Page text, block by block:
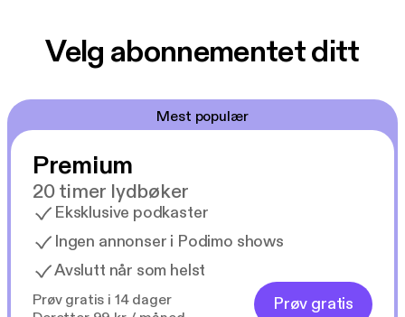
Velg abonnementet ditt
Mest populær
Premium
20 timer lydbøker
Eksklusive podkaster
Ingen annonser i Podimo shows
Avslutt når som helst
Prøv gratis i 14 dager
Prøv gratis